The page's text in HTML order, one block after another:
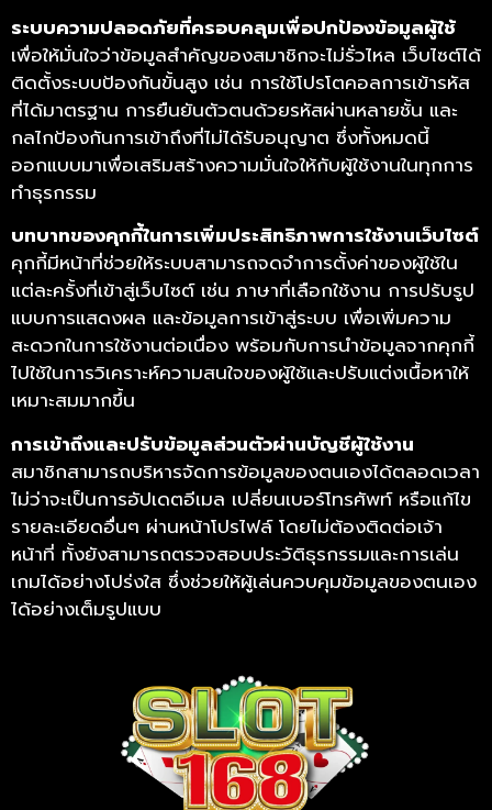
ระบบความปลอดภัยที่ครอบคลุมเพื่อปกป้องข้อมูลผู้ใช้
เพื่อให้มั่นใจว่าข้อมูลสำคัญของสมาชิกจะไม่รั่วไหล เว็บไซต์ได้
ติดตั้งระบบป้องกันขั้นสูง เช่น การใช้โปรโตคอลการเข้ารหัส
ที่ได้มาตรฐาน การยืนยันตัวตนด้วยรหัสผ่านหลายชั้น และ
กลไกป้องกันการเข้าถึงที่ไม่ได้รับอนุญาต ซึ่งทั้งหมดนี้
ออกแบบมาเพื่อเสริมสร้างความมั่นใจให้กับผู้ใช้งานในทุกการ
ทำธุรกรรม
บทบาทของคุกกี้ในการเพิ่มประสิทธิภาพการใช้งานเว็บไซต์
คุกกี้มีหน้าที่ช่วยให้ระบบสามารถจดจำการตั้งค่าของผู้ใช้ใน
แต่ละครั้งที่เข้าสู่เว็บไซต์ เช่น ภาษาที่เลือกใช้งาน การปรับรูป
แบบการแสดงผล และข้อมูลการเข้าสู่ระบบ เพื่อเพิ่มความ
สะดวกในการใช้งานต่อเนื่อง พร้อมกับการนำข้อมูลจากคุกกี้
ไปใช้ในการวิเคราะห์ความสนใจของผู้ใช้และปรับแต่งเนื้อหาให้
เหมาะสมมากขึ้น
การเข้าถึงและปรับข้อมูลส่วนตัวผ่านบัญชีผู้ใช้งาน
สมาชิกสามารถบริหารจัดการข้อมูลของตนเองได้ตลอดเวลา
ไม่ว่าจะเป็นการอัปเดตอีเมล เปลี่ยนเบอร์โทรศัพท์ หรือแก้ไข
รายละเอียดอื่นๆ ผ่านหน้าโปรไฟล์ โดยไม่ต้องติดต่อเจ้า
หน้าที่ ทั้งยังสามารถตรวจสอบประวัติธุรกรรมและการเล่น
เกมได้อย่างโปร่งใส ซึ่งช่วยให้ผู้เล่นควบคุมข้อมูลของตนเอง
ได้อย่างเต็มรูปแบบ